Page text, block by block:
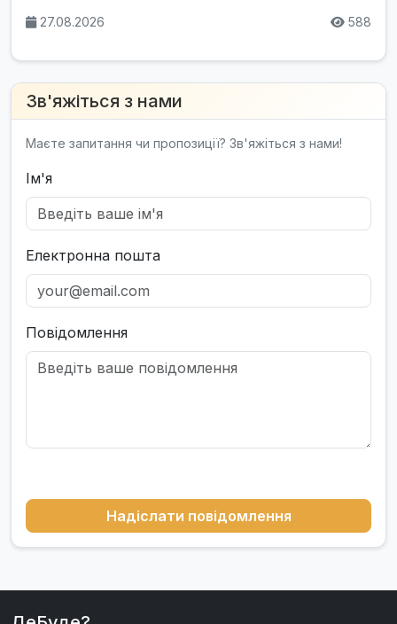
27.08.2026 588
Зв'яжіться з нами
Маєте запитання чи пропозиції? Зв'яжіться з нами!
Ім'я
Електронна пошта
Повідомлення
Надіслати повідомлення